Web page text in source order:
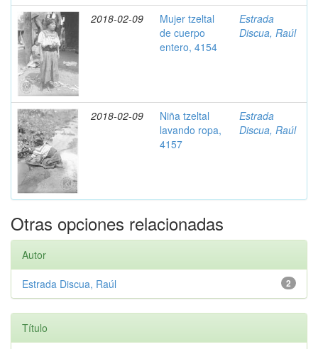
2018-02-09
Mujer tzeltal
de cuerpo
entero, 4154
Estrada
Discua, Raúl
2018-02-09
Niña tzeltal
lavando ropa,
4157
Estrada
Discua, Raúl
Otras opciones relacionadas
Autor
2
Estrada Discua, Raúl
Título